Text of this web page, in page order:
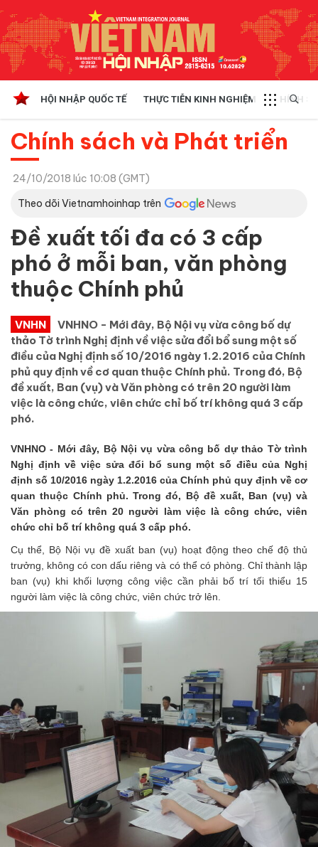
HỘI NHẬP QUỐC TẾ THỰC TIỄN KINH NGHIỆM CHÍNH
Chính sách và Phát triển
24/10/2018 lúc 10:08 (GMT)
Theo dõi Vietnamhoinhap trên
Đề xuất tối đa có 3 cấp
phó ở mỗi ban, văn phòng
thuộc Chính phủ
VNHN
VNHNO - Mới đây, Bộ Nội vụ vừa công bố dự
thảo Tờ trình Nghị định về việc sửa đổi bổ sung một số
điều của Nghị định số 10/2016 ngày 1.2.2016 của Chính
phủ quy định về cơ quan thuộc Chính phủ. Trong đó, Bộ
đề xuất, Ban (vụ) và Văn phòng có trên 20 người làm
việc là công chức, viên chức chỉ bố trí không quá 3 cấp
phó.
VNHNO - Mới đây, Bộ Nội vụ vừa công bố dự thảo Tờ trình
Nghị định về việc sửa đổi bổ sung một số điều của Nghị
định số 10/2016 ngày 1.2.2016 của Chính phủ quy định về cơ
quan thuộc Chính phủ. Trong đó, Bộ đề xuất, Ban (vụ) và
Văn phòng có trên 20 người làm việc là công chức, viên
chức chỉ bố trí không quá 3 cấp phó.
Cụ thể, Bộ Nội vụ đề xuất ban (vụ) hoạt động theo chế độ thủ
trưởng, không có con dấu riêng và có thể có phòng. Chỉ thành lập
ban (vụ) khi khối lượng công việc cần phải bố trí tối thiểu 15
người làm việc là công chức, viên chức trở lên.